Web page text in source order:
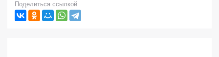
Поделиться ссылкой